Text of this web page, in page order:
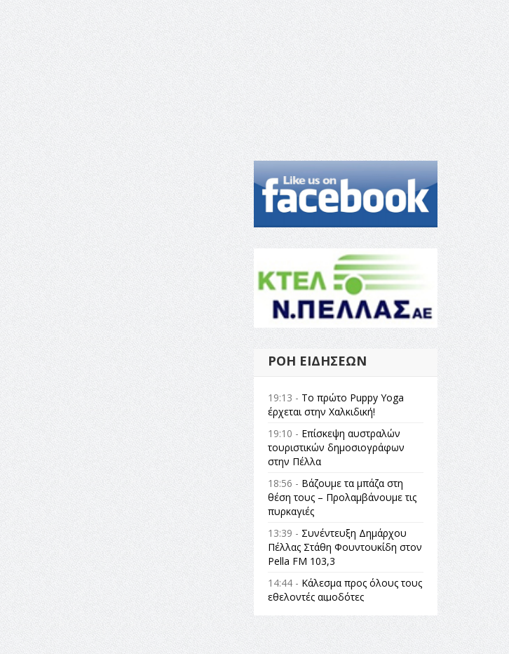
ΡΟΉ ΕΙΔΉΣΕΩΝ
19:13 - Το πρώτο Puppy Yoga
έρχεται στην Χαλκιδική!
19:10 - Επίσκεψη αυστραλών
τουριστικών δημοσιογράφων
στην Πέλλα
18:56 - Βάζουμε τα μπάζα στη
θέση τους – Προλαμβάνουμε τις
πυρκαγιές
13:39 - Συνέντευξη Δημάρχου
Πέλλας Στάθη Φουντουκίδη στον
Pella FM 103,3
14:44 - Κάλεσμα προς όλους τους
εθελοντές αιμοδότες
14:23 -Όλη η Ελλάδα ένας
πολιτισμός Μουσική
εγκατάσταση Πόλεμος και